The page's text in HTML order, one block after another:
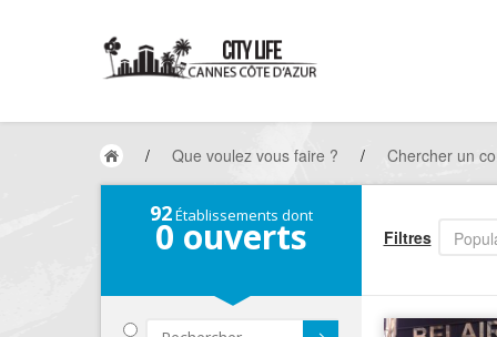
/ Que voulez vous faire ? / Chercher un
92Établissements dont
0 ouverts Filtres